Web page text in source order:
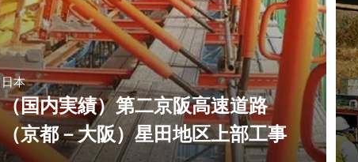
日本
（国内実績）第二京阪高速道路
（京都－大阪）星田地区上部工事